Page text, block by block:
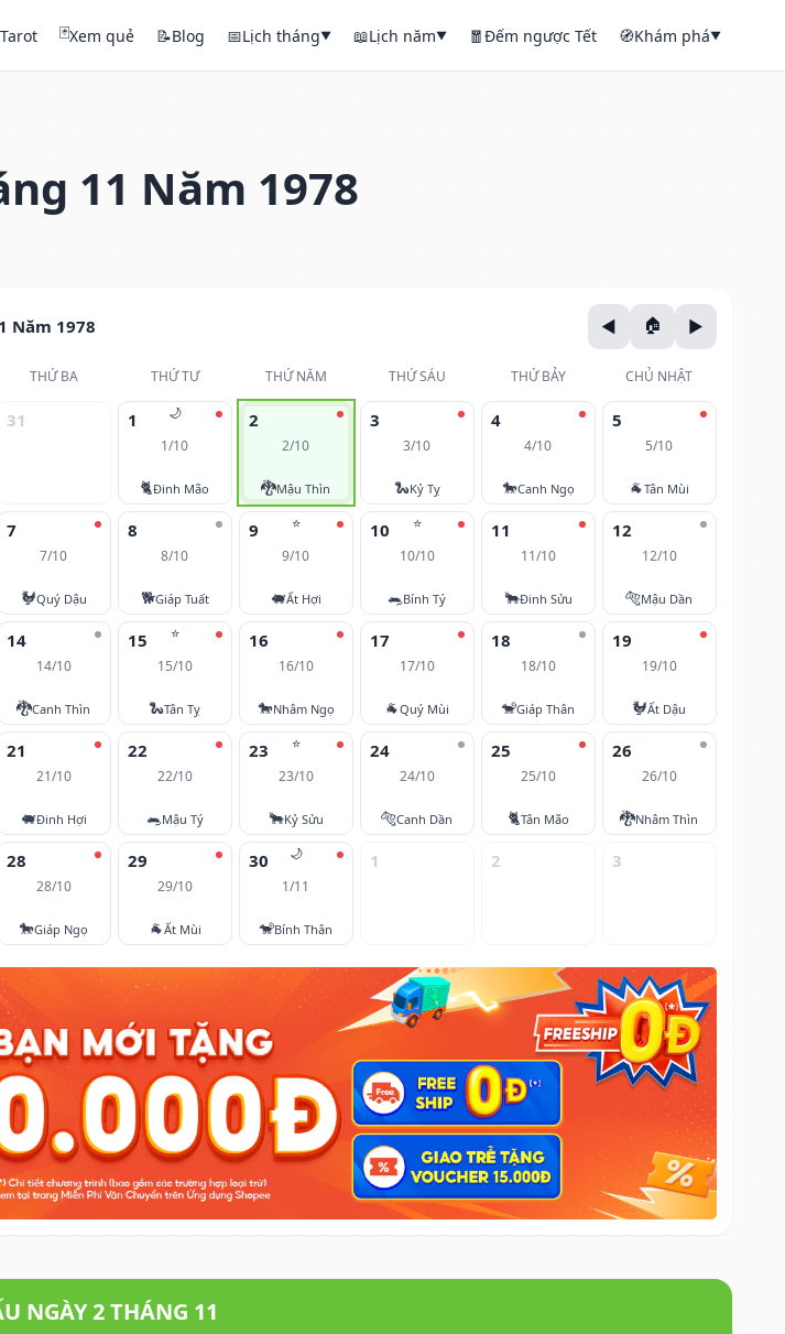
🃏Xem quẻ 📝Blog 📅Lịch tháng▼ 📖Lịch năm▼ 🧧Đếm ngược Tết 🧭Khám phá▼
11 Năm 1978
Năm 1978
THỨ BA THỨ TƯ THỨ NĂM THỨ SÁU THỨ BẢY CHỦ NHẬT
31 🌙
1
1/10
🐈Đinh Mão
2
2/10
🐉Mậu Thìn
3
3/10
🐍Kỷ Tỵ
4
4/10
🐎Canh Ngọ
5
5/10
🐐Tân Mùi
7
7/10
🐓Quý Dậu
8
8/10
🐕Giáp Tuất
⭐
9
9/10
🐖Ất Hợi
⭐
10
10/10
🐀Bính Tý
11
11/10
🐂Đinh Sửu
12
12/10
🐅Mậu Dần
14
14/10
🐉Canh Thìn
⭐
15
15/10
🐍Tân Tỵ
16
16/10
🐎Nhâm Ngọ
17
17/10
🐐Quý Mùi
18
18/10
🐒Giáp Thân
19
19/10
🐓Ất Dậu
21
21/10
🐖Đinh Hợi
22
22/10
🐀Mậu Tý
⭐
23
23/10
🐂Kỷ Sửu
24
24/10
🐅Canh Dần
25
25/10
🐈Tân Mão
26
26/10
🐉Nhâm Thìn
28
28/10
🐎Giáp Ngọ
29
29/10
🐐Ất Mùi
🌙
30
1/11
🐒Bính Thân
1 2 3
NGÀY 2 THÁNG 11